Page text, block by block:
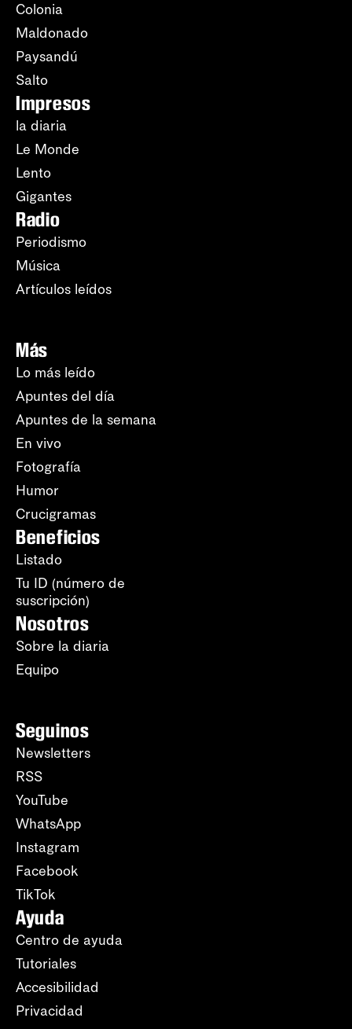
Colonia
Maldonado
Paysandú
Salto
Impresos
la diaria
Le Monde
Lento
Gigantes
Radio
Periodismo
Música
Artículos leídos
Más
Lo más leído
Apuntes del día
Apuntes de la semana
En vivo
Fotografía
Humor
Crucigramas
Beneficios
Listado
Tu ID (número de
suscripción)
Nosotros
Sobre la diaria
Equipo
Seguinos
Newsletters
RSS
YouTube
WhatsApp
Instagram
Facebook
TikTok
Ayuda
Centro de ayuda
Tutoriales
Accesibilidad
Privacidad